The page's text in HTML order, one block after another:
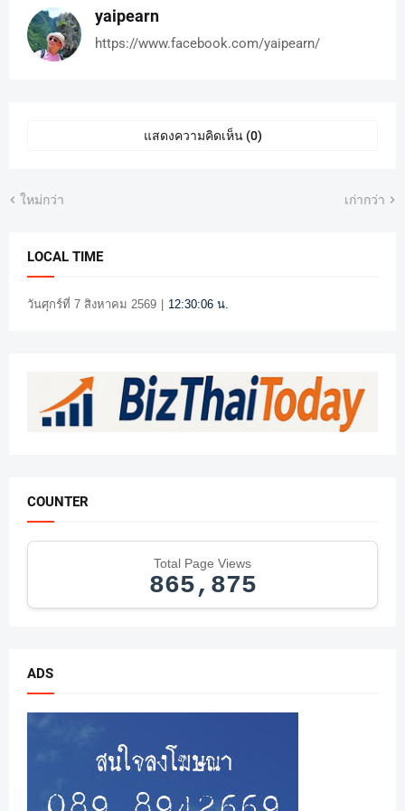
yaipearn
https://www.facebook.com/yaipearn/
แสดงความคิดเห็น (0)
ใหม่กว่า เก่ากว่า
LOCAL TIME
วันศุกร์ที่ 7 สิงหาคม 2569 | 12:30:06 น.
COUNTER
Total Page Views
865,875
ADS